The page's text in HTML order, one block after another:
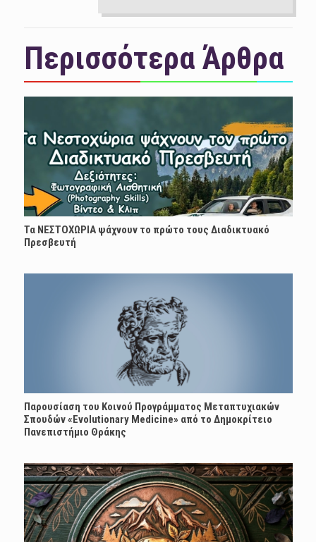
Περισσότερα Άρθρα
Τα ΝΕΣΤΟΧΩΡΙΑ ψάχνουν το πρώτο τους Διαδικτυακό
Πρεσβευτή
Παρουσίαση του Κοινού Προγράμματος Μεταπτυχιακών
Σπουδών «Evolutionary Medicine» από το Δημοκρίτειο
Πανεπιστήμιο Θράκης